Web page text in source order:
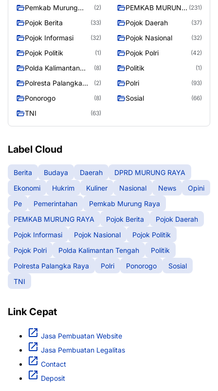
Pemkab Murung
(2)
PEMKAB MURUNG (231)
Pojok Berita (33) Pojok Daerah (37)
Pojok Informasi (32) Pojok Nasional (32)
Pojok Politik (1) Pojok Polri (42)
Polda Kalimantan
(8) Politik (1)
Polresta Palangka
(2) Polri (93)
Ponorogo (8) Sosial (66)
TNI (63)
Label Cloud
Berita Budaya Daerah
DPRD MURUNG RAYA
Ekonomi
Hukrim Kuliner Nasional News
Opini
Pe
Pemerintahan
Pemkab Murung Raya
PEMKAB MURUNG RAYA
Pojok Berita
Pojok Daerah
Pojok Informasi
Pojok Nasional
Pojok Politik
Pojok Polri
Polda Kalimantan Tengah
Politik
Polresta Palangka Raya
Polri Ponorogo
Sosial
TNI
Link Cepat
Jasa Pembuatan Website
Jasa Pembuatan Legalitas
Contact
Deposit